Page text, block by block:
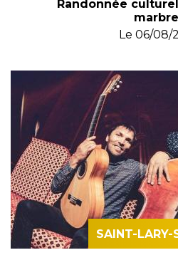
Randonnée
Le 06/08/
SAINT-LARY-